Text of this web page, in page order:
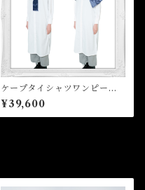
ケープタイシャツワンピース
Cape tie shirt onepiece
¥39,600